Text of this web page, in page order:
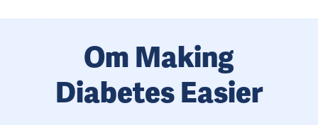
Om Making
Diabetes Easier